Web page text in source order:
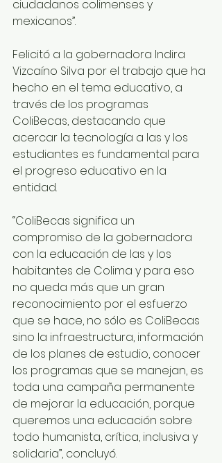
ciudadanos colimenses y
mexicanos”.
Felicitó a la gobernadora Indira
Vizcaíno Silva por el trabajo que ha
hecho en el tema educativo, a
través de los programas
ColiBecas, destacando que
acercar la tecnología a las y los
estudiantes es fundamental para
el progreso educativo en la
entidad.
“ColiBecas significa un
compromiso de la gobernadora
con la educación de las y los
habitantes de Colima y para eso
no queda más que un gran
reconocimiento por el esfuerzo
que se hace, no sólo es ColiBecas
sino la infraestructura, información
de los planes de estudio, conocer
los programas que se manejan, es
toda una campaña permanente
de mejorar la educación, porque
queremos una educación sobre
todo humanista, crítica, inclusiva y
solidaria”, concluyó.